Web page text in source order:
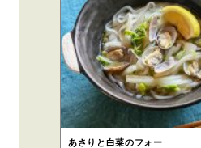
あさりと白菜のフォー